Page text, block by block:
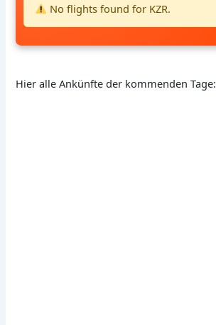
No flights found for KZR.
Hier alle Ankünfte der kommenden Tage: